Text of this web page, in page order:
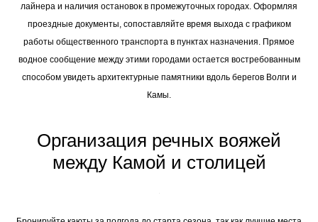
лайнера и наличия остановок в промежуточных городах. Оформляя
проездные документы, сопоставляйте время выхода с графиком
работы общественного транспорта в пунктах назначения. Прямое
водное сообщение между этими городами остается востребованным
способом увидеть архитектурные памятники вдоль берегов Волги и
Камы.
Организация речных вояжей
между Камой и столицей